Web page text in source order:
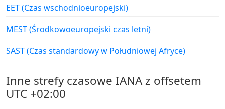
EET (Czas wschodnioeuropejski)
MEST (Środkowoeuropejski czas letni)
SAST (Czas standardowy w Południowej Afryce)
Inne strefy czasowe IANA z offsetem
UTC +02:00